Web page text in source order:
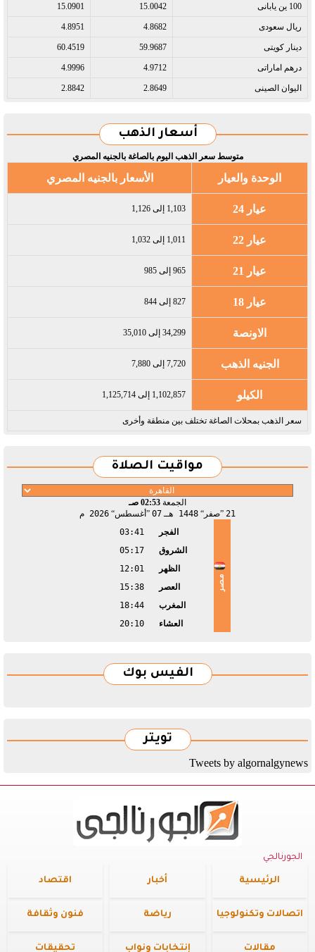
100 ين يابانى​ 15.0042
15.0901
ريال سعودى​ 4.8682
4.8951
دينار كويتى​ 59.9687
60.4519
درهم اماراتى​ 4.9712
4.9996
اليوان الصينى​ 2.8649
2.8842
أسعار الذهب
متوسط سعر الذهب اليوم بالصاغة بالجنيه المصري
الوحدة والعيار الأسعار بالجنيه المصري
عيار 24 1,103 إلى 1,126
عيار 22 1,011 إلى 1,032
عيار 21 965 إلى 985
عيار 18 827 إلى 844
الاونصة 34,299 إلى 35,010
الجنيه الذهب 7,720 إلى 7,880
الكيلو 1,102,857 إلى 1,125,714
سعر الذهب بمحلات الصاغة تختلف بين منطقة وأخرى
مواقيت الصلاة
الجمعة 02:53 صـ
21
صفر 1448 هـ 07 أغسطس 2026 م
مصر
الفجر
03:41
الشروق
05:17
الظهر
12:01
العصر
15:38
المغرب
18:44
العشاء
20:10
الفيس بوك
تويتر
Tweets by algornalgynews
الجورنالجي
الرئيسية أخبار اقتصاد
اتصالات وتكنولوجيا رياضة فنون وثقافة
مقالات إنتخابات ونواب تحقيقات